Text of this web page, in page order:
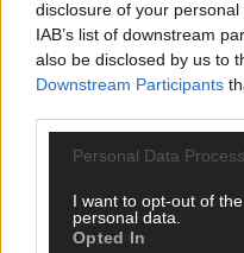
disclosure of your
IAB’s list of downstream
also be disclosed by us to
Downstream Participants
Personal Data
I want to opt-out of
personal data.
Opted In
SCHNELL ZUM RESSORT
Nachrichten
Wirtschaft
Ratgeber
Kommentar